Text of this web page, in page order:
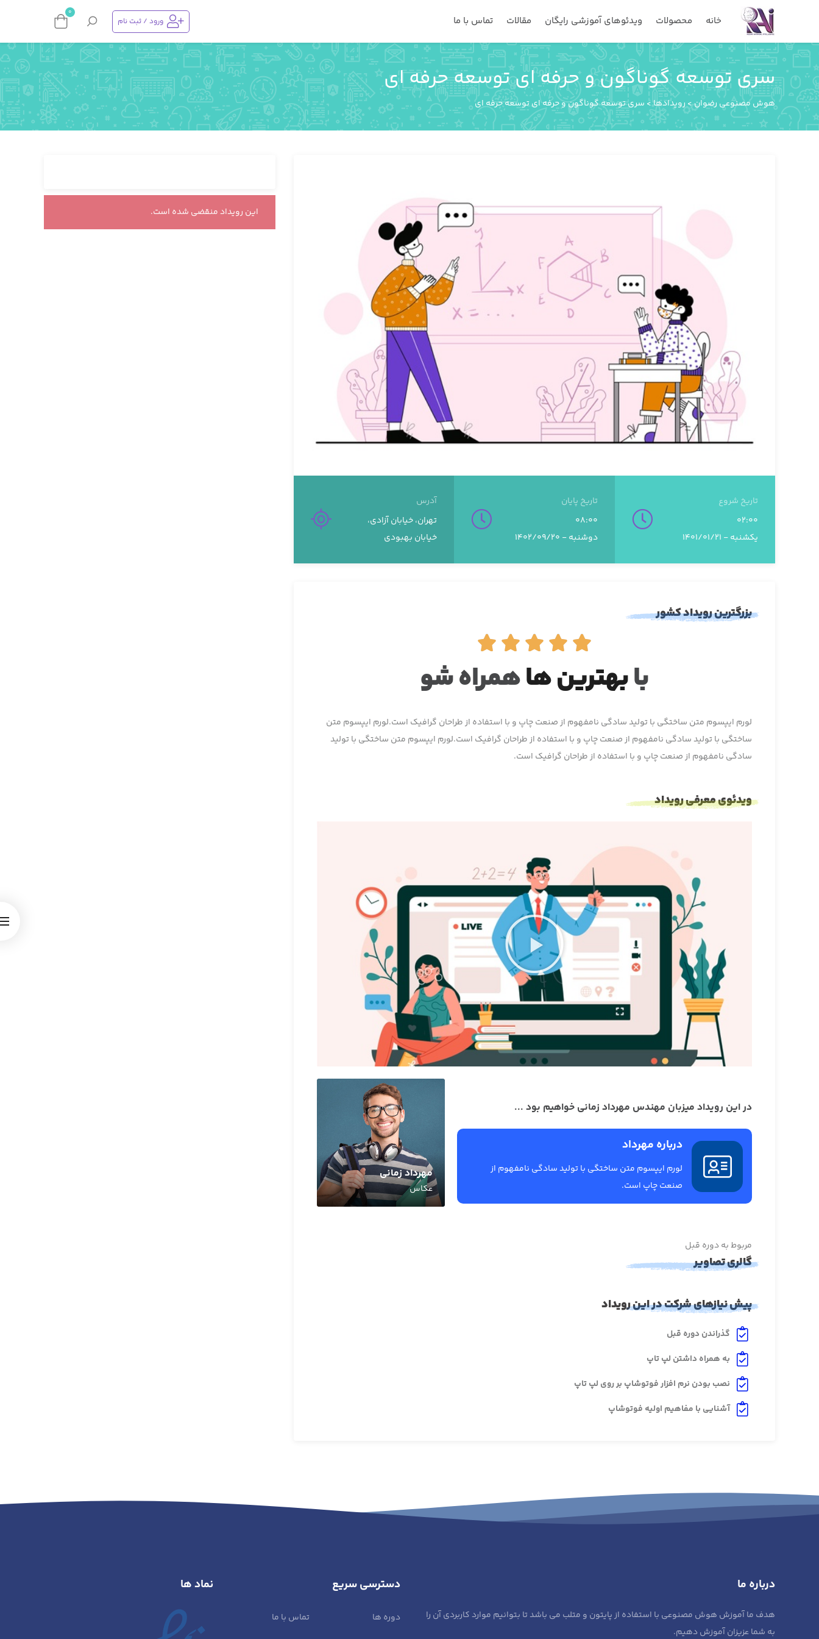
خانه محصولات ویدئوهای آموزشی رایگان مقالات تماس با ما ورود / ثبت نام
0
سری توسعه گوناگون و حرفه ای توسعه حرفه ای
هوش مصنوعی رضوان>رویدادها> سری توسعه گوناگون و حرفه ای توسعه حرفه ای
تاریخ شروع
02:00
یکشنبه - 1401/01/21
تاریخ پایان
08:00
دوشنبه - 1402/09/20
آدرس
تهران، خیابان آزادی،
خیابان بهبودی
بزرگترین رویداد کشور





بابهترین هاهمراه شو
لورم ایپسوم متن ساختگی با تولید سادگی نامفهوم از صنعت چاپ و با استفاده از طراحان گرافیک است.لورم ایپسوم متن
ساختگی با تولید سادگی نامفهوم از صنعت چاپ و با استفاده از طراحان گرافیک است.لورم ایپسوم متن ساختگی با تولید
سادگی نامفهوم از صنعت چاپ و با استفاده از طراحان گرافیک است.
ویدئوی معرفی رویداد
در این رویداد میزبان مهندس مهرداد زمانی خواهیم بود ...
درباره مهرداد
لورم ایپسوم متن ساختگی با تولید سادگی نامفهوم از
صنعت چاپ است.
مهرداد زمانی
عکاس
مربوط به دوره قبل
گالری تصاویر
پیش نیازهای شرکت در این رویداد
گذراندن دوره قبل
به همراه داشتن لپ تاپ
نصب بودن نرم افزار فوتوشاپ بر روی لپ تاپ
آشنایی با مفاهیم اولیه فوتوشاپ
این رویداد منقضی شده است.
درباره ما
هدف ما آموزش هوش مصنوعی با استفاده از پایتون و متلب می باشد تا بتوانیم موارد کاربردی آن را
به شما عزیزان آموزش دهیم.
دسترسی سریع
دوره ها تماس با ما
نماد ها